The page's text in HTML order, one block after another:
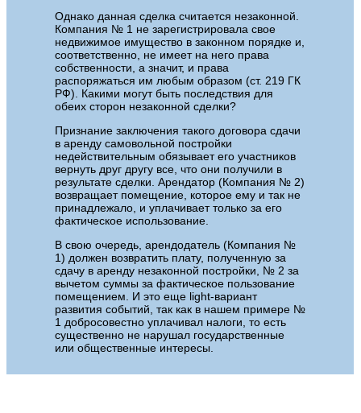
Однако данная сделка считается незаконной.
Компания № 1 не зарегистрировала свое
недвижимое имущество в законном порядке и,
соответственно, не имеет на него права
собственности, а значит, и права
распоряжаться им любым образом (ст. 219 ГК
РФ). Какими могут быть последствия для
обеих сторон незаконной сделки?
Признание заключения такого договора сдачи
в аренду самовольной постройки
недействительным обязывает его участников
вернуть друг другу все, что они получили в
результате сделки. Арендатор (Компания № 2)
возвращает помещение, которое ему и так не
принадлежало, и уплачивает только за его
фактическое использование.
В свою очередь, арендодатель (Компания №
1) должен возвратить плату, полученную за
сдачу в аренду незаконной постройки, № 2 за
вычетом суммы за фактическое пользование
помещением. И это еще light-вариант
развития событий, так как в нашем примере №
1 добросовестно уплачивал налоги, то есть
существенно не нарушал государственные
или общественные интересы.